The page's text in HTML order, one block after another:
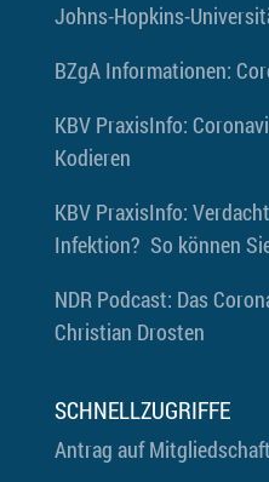
Johns-Hopkins-
BZgAInformationen:
KBV PraxisInfo:
Kodieren
KBV PraxisInfo:
Infektion? So können
NDR Podcast: Das
Christian Drosten
SCHNELLZUGRIFFE
Antrag auf